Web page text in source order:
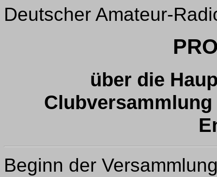
Deutscher Amateur-
über die
Clubversammlung
Beginn der